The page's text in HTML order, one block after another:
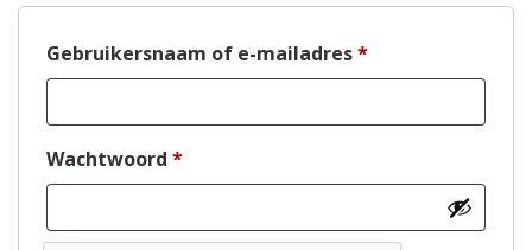
Gebruikersnaam of e-mailadres*
Wachtwoord *